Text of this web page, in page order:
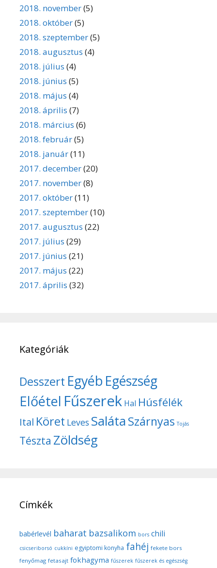
2018. november(5)
2018. október(5)
2018. szeptember(5)
2018. augusztus (4)
2018. július (4)
2018. június (5)
2018. május (4)
2018. április (7)
2018. március (6)
2018. február(5)
2018. január(11)
2017. december(20)
2017. november(8)
2017. október(11)
2017. szeptember(10)
2017. augusztus (22)
2017. július (29)
2017. június (21)
2017. május (22)
2017. április (32)
Kategóriák
Desszert Egyéb Egészség
Előétel Fűszerek Hal Húsfélék
Ital Köret Leves SalátaSzárnyas Tojás
Tészta Zöldség
Címkék
babérlevél baharat bazsalikom bors chili
csicseriborsó cukkíni egyiptomi konyha fahéj fekete bors
fenyőmag fetasajt fokhagyma fűszerek fűszerek és egészség